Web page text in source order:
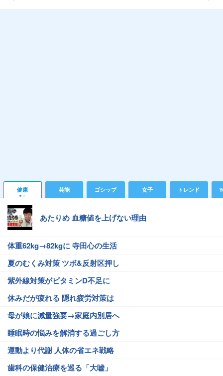
健康 芸能 ゴシップ 女子 トレンド
あたりめ 血糖値を上げない理由
体重62kg→82kgに 寺田心の生活
夏のむくみ対策 ツボ&反射区押し
紫外線対策がビタミンD不足に
休みだが疲れる 隠れ疲労対策は
母が娘に減量強要→家庭内別居へ
睡眠時の悩みを解消する過ごし方
運動より代謝 人体の省エネ戦略
歯科の保健治療を巡る「大嘘」